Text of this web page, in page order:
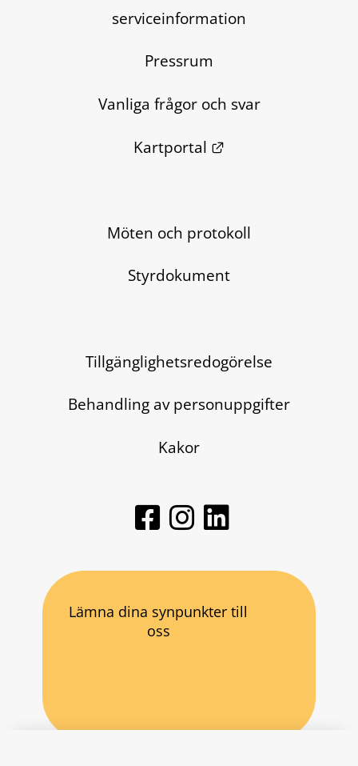
serviceinformation
Pressrum
Vanliga frågor och svar
Kartportal
Länk till annan
Möten och protokoll
Styrdokument
Tillgänglighetsredogörelse
Behandling av personuppgifter
Kakor
Lämna dina synpunkter till
oss